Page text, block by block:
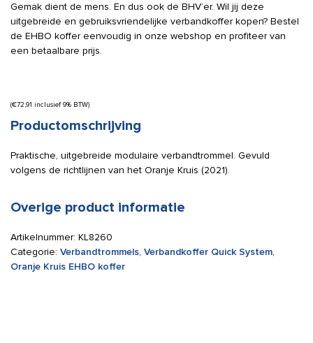
Gemak dient de mens. En dus ook de BHV’er. Wil jij deze
uitgebreide en gebruiksvriendelijke verbandkoffer kopen? Bestel
de EHBO koffer eenvoudig in onze webshop en profiteer van
een betaalbare prijs.
(€72,91 inclusief 9% BTW)
Productomschrijving
Praktische, uitgebreide modulaire verbandtrommel. Gevuld
volgens de richtlijnen van het Oranje Kruis (2021).
Overige product informatie
Artikelnummer: KL8260
Categorie: Verbandtrommels, Verbandkoffer Quick System,
Oranje Kruis EHBO koffer